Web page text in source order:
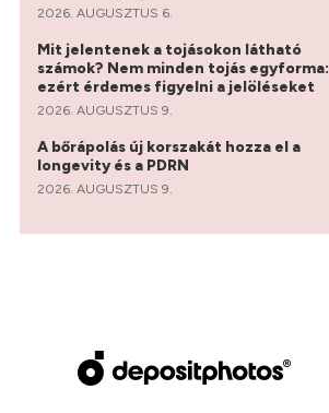
2026. AUGUSZTUS 6.
Mit jelentenek a tojásokon látható
számok? Nem minden tojás egyforma:
ezért érdemes figyelni a jelöléseket
2026. AUGUSZTUS 9.
A bőrápolás új korszakát hozza el a
longevity és a PDRN
2026. AUGUSZTUS 9.